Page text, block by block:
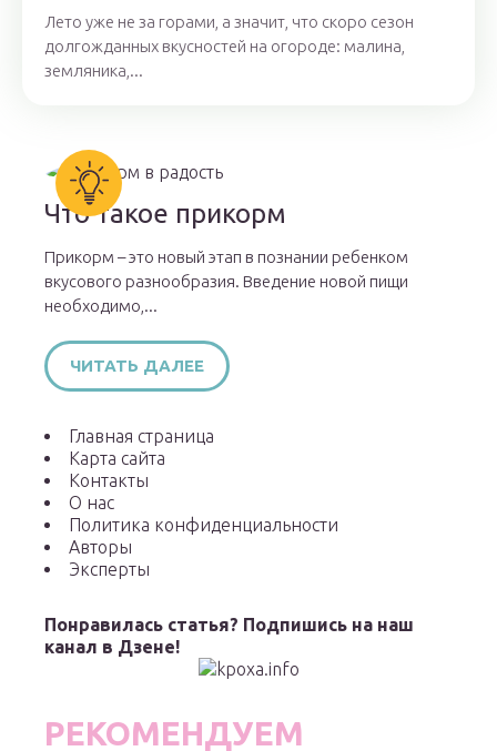
Лето уже не за горами, а значит, что скоро сезон
долгожданных вкусностей на огороде: малина,
земляника,...
Что такое прикорм
Прикорм – это новый этап в познании ребенком
вкусового разнообразия. Введение новой пищи
необходимо,...
ЧИТАТЬ ДАЛЕЕ
Главная страница
Карта сайта
Контакты
О нас
Политика конфиденциальности
Авторы
Эксперты
Понравилась статья? Подпишись на наш
канал в Дзене!
РЕКОМЕНДУЕМ